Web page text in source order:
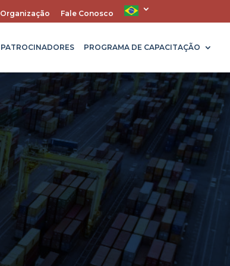
Organização Fale Conosco
PATROCINADORES PROGRAMA DE CAPACITAÇÃO